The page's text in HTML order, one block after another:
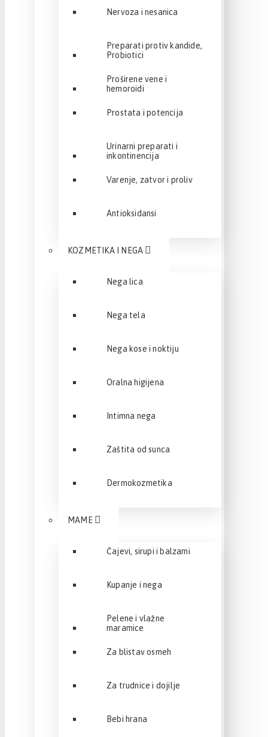
Nervoza i nesanica
Preparati protiv kandide,
Probiotici
Proširene vene i
hemoroidi
Prostata i potencija
Urinarni preparati i
inkontinencija
Varenje, zatvor i proliv
Antioksidansi
KOZMETIKA I NEGA
Nega lica
Nega tela
Nega kose i noktiju
Oralna higijena
Intimna nega
Zaštita od sunca
Dermokozmetika
MAME
Čajevi, sirupi i balzami
Kupanje i nega
Pelene i vlažne
maramice
Za blistav osmeh
Za trudnice i dojilje
Bebi hrana